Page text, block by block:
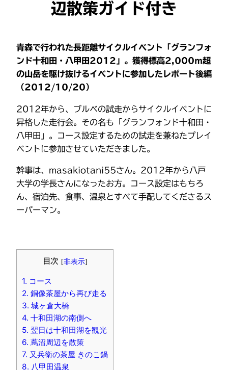
辺散策ガイド付き
青森で行われた長距離サイクルイベント「グランフォ
ンド十和田・八甲田2012」。獲得標高2,000ｍ超
の山岳を駆け抜けるイベントに参加したレポート後編
（2012/10/20）
2012年から、ブルベの試走からサイクルイベントに
昇格した走行会。その名も「グランフォンド十和田・
八甲田」。コース設定するための試走を兼ねたプレイ
ベントに参加させていただきました。
幹事は、masakiotani55さん。2012年から八戸
大学の学長さんになったお方。コース設定はもちろ
ん、宿泊先、食事、温泉とすべて手配してくださるス
ーパーマン。
目次 [非表示]
1. コース
2. 銅像茶屋から再び走る
3. 城ヶ倉大橋
4. 十和田湖の南側へ
5. 翌日は十和田湖を観光
6. 蔦沼周辺を散策
7. 又兵衛の茶屋 きのこ鍋
8. 八甲田温泉